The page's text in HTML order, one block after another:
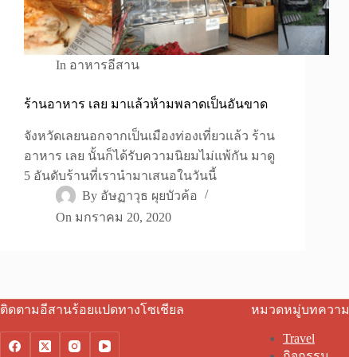
In อาหารอีสาน
ร้านอาหาร เลย มาแล้วห้ามพลาดเป็นอันขาด
จังหวัดเลยนอกจากเป็นเมืองท่องเที่ยวแล้ว ร้าน
อาหาร เลย นั้นก็ได้รับความนิยมไม่แพ้กัน มาดู
5 อันดับร้านที่เรานำมาเสนอในวันนี้
By อัษฏาวุธ ผุยบัวค้อ
On มกราคม 20, 2020
ติดตามอีสานร้อยแปดทางโซเชียล หมวดหมู่บทความ
Travel